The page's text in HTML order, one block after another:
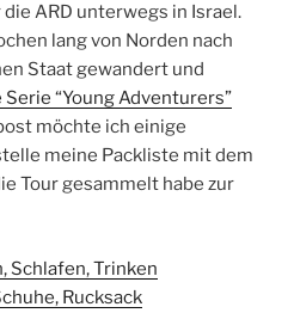
ARD unterwegs in Israel.
lang von Norden nach
Staat gewandert und
Serie “Young Adventurers”
möchte ich einige
meine Packliste mit dem
Tour gesammelt habe zur
Schlafen, Trinken
Rucksack